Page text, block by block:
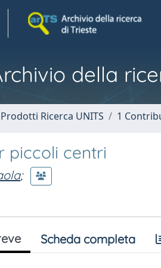
della
Ricerca UNITS 1
piccoli centri
;
Scheda completa